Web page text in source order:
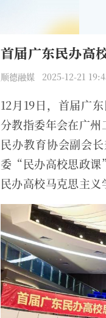
首届广东民办高
顺德融媒 2025-12-21
12月19日，首届广
分教指委年会在广
民办教育协会副会
委“民办高校思政课
民办高校马克思主义